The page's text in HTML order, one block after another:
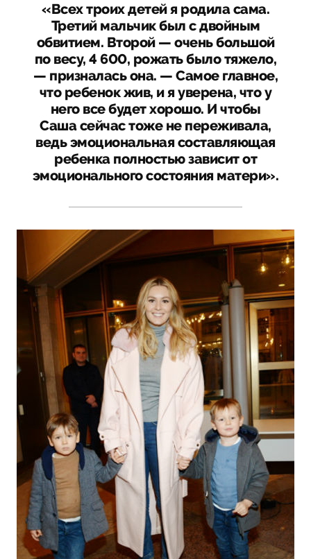
«Всех троих детей я родила сама.
Третий мальчик был с двойным
обвитием. Второй — очень большой
по весу, 4 600, рожать было тяжело,
— призналась она. — Самое главное,
что ребенок жив, и я уверена, что у
него все будет хорошо. И чтобы
Саша сейчас тоже не переживала,
ведь эмоциональная составляющая
ребенка полностью зависит от
эмоционального состояния матери».